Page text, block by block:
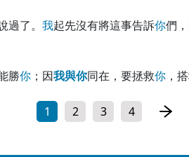
過了。 我起先沒有將這事告訴你們
勝你 ；因我與你同在，要拯救你 ，
1 2 3 4